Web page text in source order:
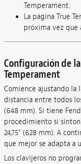
Temperament.
La página True
próxima vez que
Configuración de
Temperament
Comience ajustando la
distancia entre todos
(648 mm). Si tiene
procedimiento si
24,75" (628 mm). A
que mejor se adapta a
Los clavijeros no